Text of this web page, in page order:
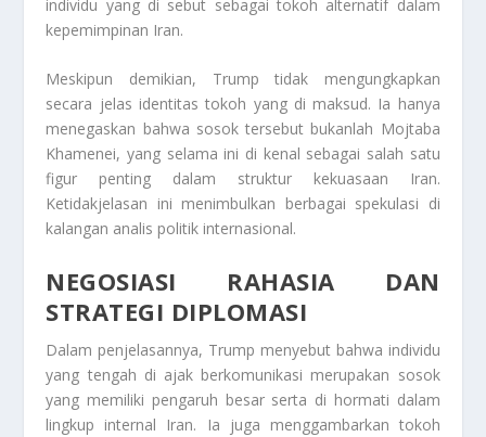
individu yang di sebut sebagai tokoh alternatif dalam
kepemimpinan Iran.
Meskipun demikian, Trump tidak mengungkapkan
secara jelas identitas tokoh yang di maksud. Ia hanya
menegaskan bahwa sosok tersebut bukanlah Mojtaba
Khamenei, yang selama ini di kenal sebagai salah satu
figur penting dalam struktur kekuasaan Iran.
Ketidakjelasan ini menimbulkan berbagai spekulasi di
kalangan analis politik internasional.
NEGOSIASI RAHASIA DAN
STRATEGI DIPLOMASI
Dalam penjelasannya, Trump menyebut bahwa individu
yang tengah di ajak berkomunikasi merupakan sosok
yang memiliki pengaruh besar serta di hormati dalam
lingkup internal Iran. Ia juga menggambarkan tokoh